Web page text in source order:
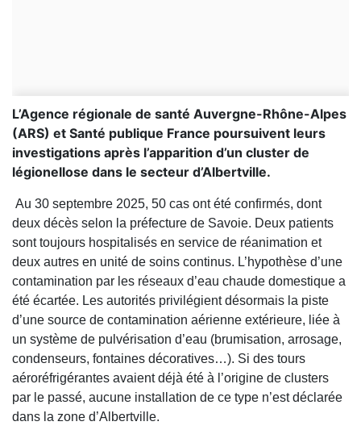
L’Agence régionale de santé Auvergne-Rhône-Alpes
(ARS) et Santé publique France poursuivent leurs
investigations après l’apparition d’un cluster de
légionellose dans le secteur d’Albertville.
Au 30 septembre 2025, 50 cas ont été confirmés, dont
deux décès selon la préfecture de Savoie. Deux patients
sont toujours hospitalisés en service de réanimation et
deux autres en unité de soins continus. L’hypothèse d’une
contamination par les réseaux d’eau chaude domestique a
été écartée. Les autorités privilégient désormais la piste
d’une source de contamination aérienne extérieure, liée à
un système de pulvérisation d’eau (brumisation, arrosage,
condenseurs, fontaines décoratives…). Si des tours
aéroréfrigérantes avaient déjà été à l’origine de clusters
par le passé, aucune installation de ce type n’est déclarée
dans la zone d’Albertville.